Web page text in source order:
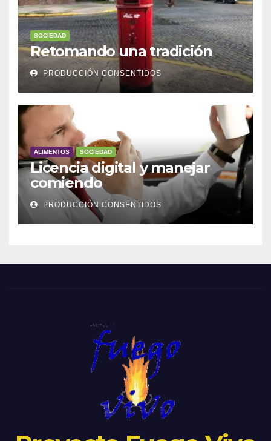
SOCIEDAD
Retomando una tradición
PRODUCCIÓN CONSENTIDOS
ALIMENTOS SOCIEDAD
Licencia digital y manejar
comiendo
PRODUCCIÓN CONSENTIDOS